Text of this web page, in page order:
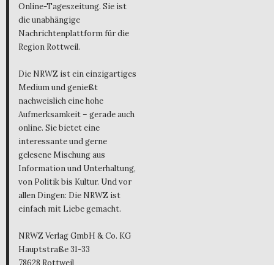
Online-Tageszeitung. Sie ist
die unabhängige
Nachrichtenplattform für die
Region Rottweil.
Die NRWZ ist ein einzigartiges
Medium und genießt
nachweislich eine hohe
Aufmerksamkeit – gerade auch
online. Sie bietet eine
interessante und gerne
gelesene Mischung aus
Information und Unterhaltung,
von Politik bis Kultur. Und vor
allen Dingen: Die NRWZ ist
einfach mit Liebe gemacht.
NRWZ Verlag GmbH & Co. KG
Hauptstraße 31-33
78628 Rottweil